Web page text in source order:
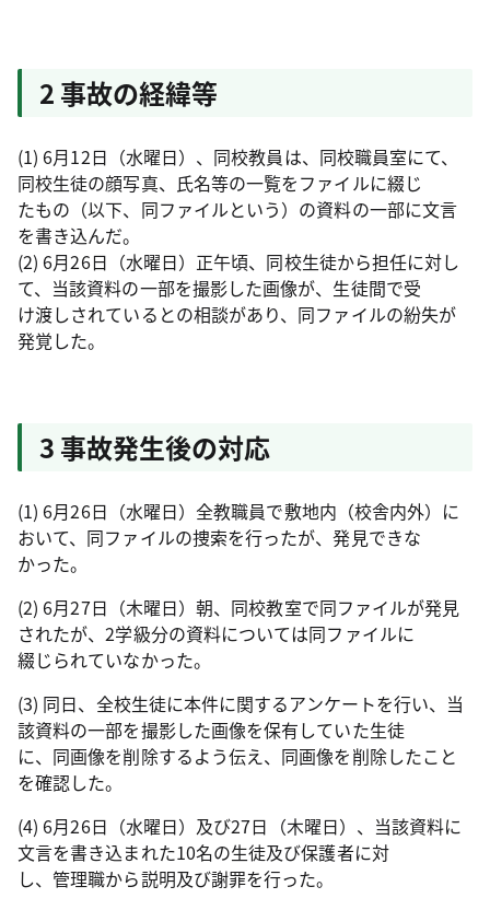
2 事故の経緯等
(1) 6月12日（水曜日）、同校教員は、同校職員室にて、
同校生徒の顔写真、氏名等の一覧をファイルに綴じ
たもの（以下、同ファイルという）の資料の一部に文言
を書き込んだ。
(2) 6月26日（水曜日）正午頃、同校生徒から担任に対し
て、当該資料の一部を撮影した画像が、生徒間で受
け渡しされているとの相談があり、同ファイルの紛失が
発覚した。
3 事故発生後の対応
(1) 6月26日（水曜日）全教職員で敷地内（校舎内外）に
おいて、同ファイルの捜索を行ったが、発見できな
かった。
(2) 6月27日（木曜日）朝、同校教室で同ファイルが発見
されたが、2学級分の資料については同ファイルに
綴じられていなかった。
(3) 同日、全校生徒に本件に関するアンケートを行い、当
該資料の一部を撮影した画像を保有していた生徒
に、同画像を削除するよう伝え、同画像を削除したこと
を確認した。
(4) 6月26日（水曜日）及び27日（木曜日）、当該資料に
文言を書き込まれた10名の生徒及び保護者に対
し、管理職から説明及び謝罪を行った。